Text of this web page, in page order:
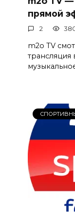
прямой
2
m2o TV
трансляция